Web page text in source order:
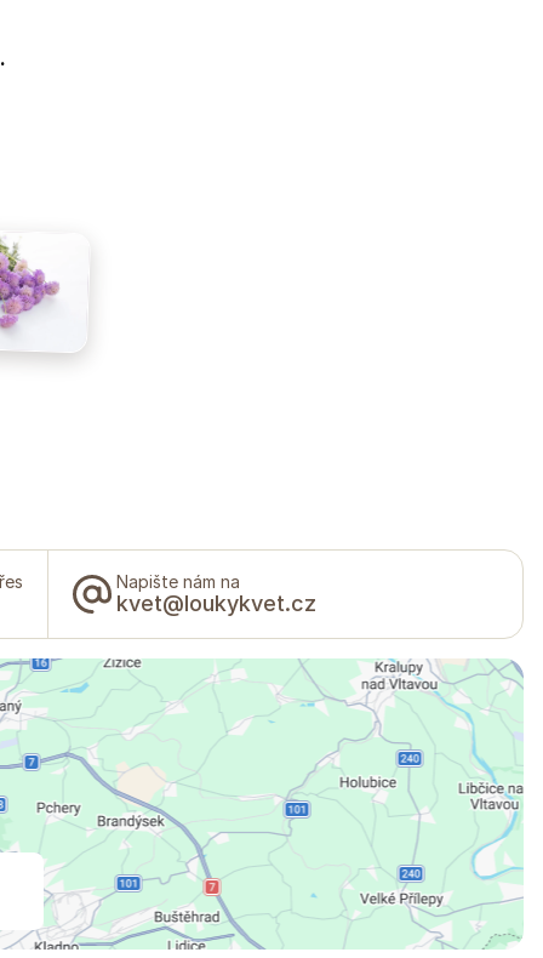
Napište nám na
kvet@loukykvet.cz